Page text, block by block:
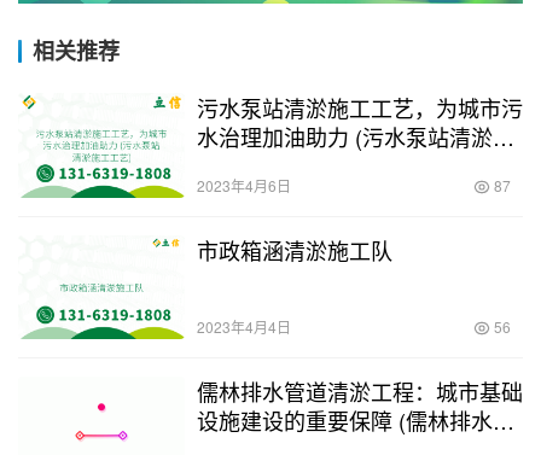
相关推荐
污水泵站清淤施工工艺，为城市污
水治理加油助力 (污水泵站清淤施
2023年4月6日 87
市政箱涵清淤施工队
2023年4月4日 56
儒林排水管道清淤工程：城市基础
设施建设的重要保障 (儒林排水管